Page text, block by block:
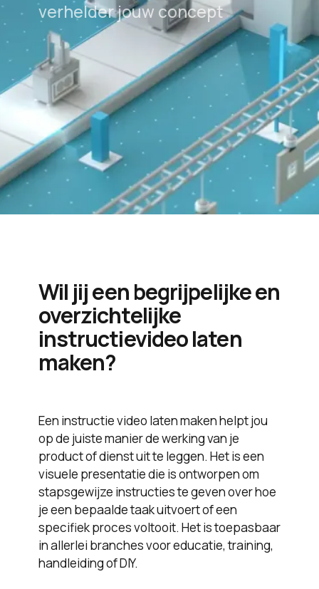
verhelder jouw concept
Wil jij een begrijpelijke en
overzichtelijke
instructievideo laten
maken?
Een instructie video laten maken helpt jou
op de juiste manier de werking van je
product of dienst uit te leggen. Het is een
visuele presentatie die is ontworpen om
stapsgewijze instructies te geven over hoe
je een bepaalde taak uitvoert of een
specifiek proces voltooit. Het is toepasbaar
in allerlei branches voor educatie, training,
handleiding of DIY.